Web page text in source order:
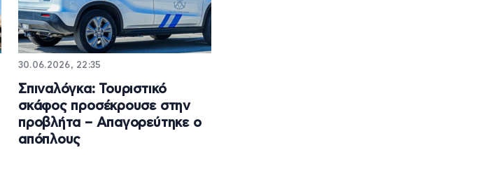
30.06.2026, 22:35
Σπιναλόγκα: Τουριστικό
σκάφος προσέκρουσε στην
προβλήτα – Απαγορεύτηκε ο
απόπλους